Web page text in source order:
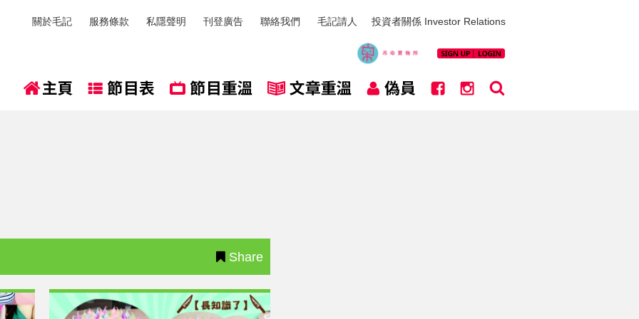
關於毛記 服務條款 私隱聲明 刊登廣告 聯絡我們 毛記請人 投資者關係 Investor Relations
Share